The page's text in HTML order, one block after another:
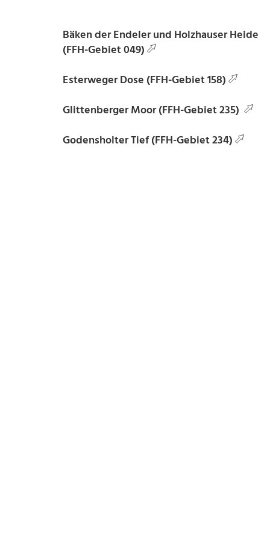
Bäken der Endeler und Holzhauser Heide
(FFH-Gebiet 049)
Esterweger Dose (FFH-Gebiet 158)
Glittenberger Moor (FFH-Gebiet 235)
Godensholter Tief (FFH-Gebiet 234)